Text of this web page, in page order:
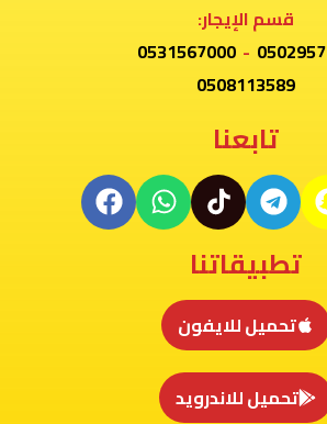
قسم الإيجار:
-
0531567000
0508113589
تابعنا
تطبيقاتنا
تحميل للايفون
تحميل للاندرويد